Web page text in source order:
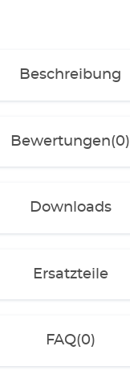
Beschreibung
Bewertungen(0)
Downloads
Ersatzteile
FAQ(0)